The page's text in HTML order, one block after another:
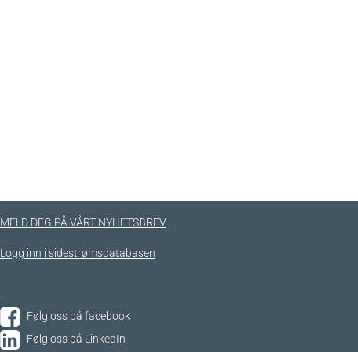
MELD DEG PÅ VÅRT NYHETSBREV
Logg inn i sidestrømsdatabasen
Følg oss på facebook
Følg oss på LinkedIn